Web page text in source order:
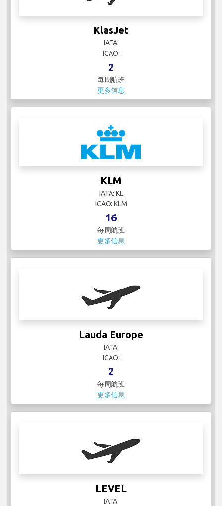
KlasJet
IATA:
ICAO:
2
每周航班
更多信息
KLM
IATA: KL
ICAO: KLM
16
每周航班
更多信息
Lauda Europe
IATA:
ICAO:
2
每周航班
更多信息
LEVEL
IATA: